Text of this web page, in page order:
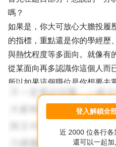
嗎？
如果是，你大可放心大膽投履
的指標，重點還是你的學經歷
與熱忱程度等多面向。就像有
從某面向再多認識你這個人而
所以如果這個職位是你想要去
心，把履歷準備好就投下去吧
其次再內文部分，關於「給主
如果你信任你公司的HR，那
這種背鍋情形告知他們尋求解
登入解鎖全
近 2000 位各行
還可以一起加